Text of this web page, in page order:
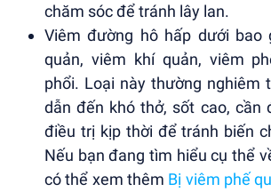
chăm sóc để tránh lây lan.
Viêm đường hô hấp dưới bao
quản, viêm khí quản, viêm
phổi. Loại này thường nghiêm
dẫn đến khó thở, sốt cao, cần
điều trị kịp thời để tránh biến
Nếu bạn đang tìm hiểu cụ thể
có thể xem thêm Bị viêm phế